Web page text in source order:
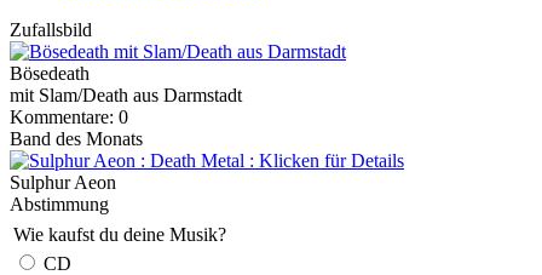
Zufallsbild
Bösedeath
mit Slam/Death aus Darmstadt
Kommentare: 0
Band des Monats
Sulphur Aeon
Abstimmung
Wie kaufst du deine Musik?
CD